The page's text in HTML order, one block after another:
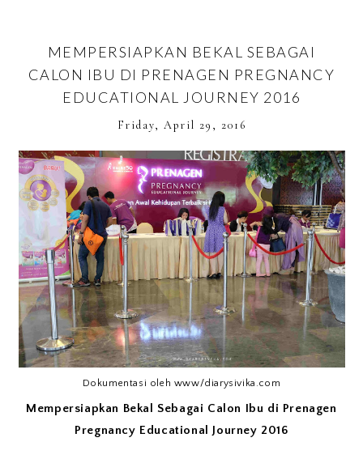
MEMPERSIAPKAN BEKAL SEBAGAI
CALON IBU DI PRENAGEN PREGNANCY
EDUCATIONAL JOURNEY 2016
Friday, April 29, 2016
Dokumentasi oleh www/diarysivika.com
Mempersiapkan Bekal Sebagai Calon Ibu di Prenagen
Pregnancy Educational Journey 2016